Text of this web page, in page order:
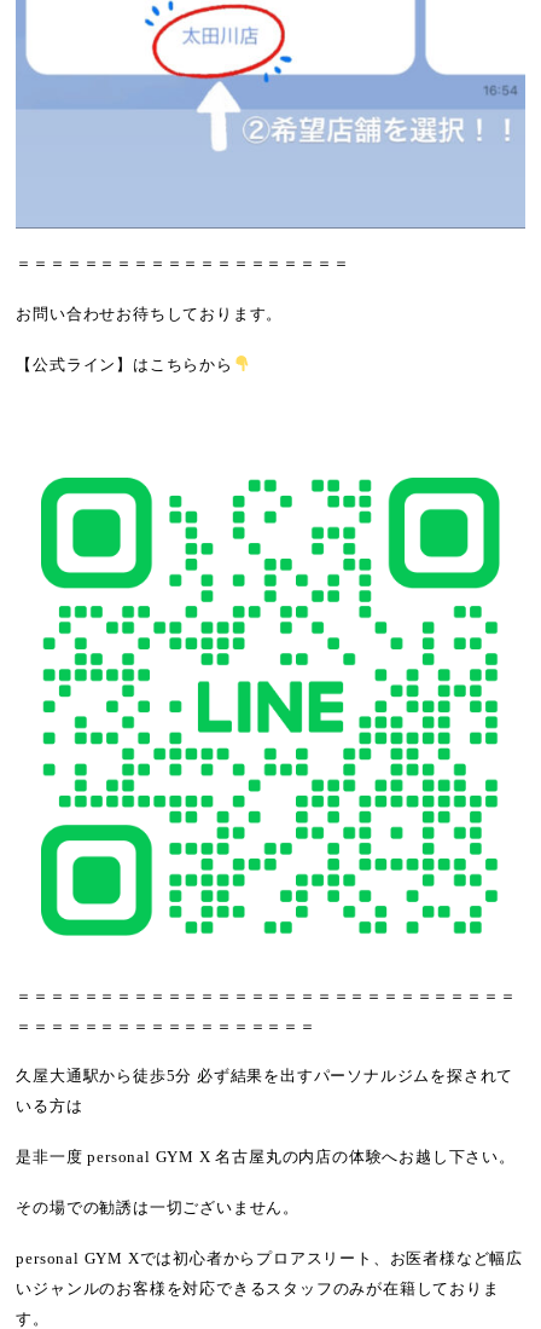
＝＝＝＝＝＝＝＝＝＝＝＝＝＝＝＝＝＝＝＝
お問い合わせお待ちしております。
【公式ライン】 はこちらから
＝＝＝＝＝＝＝＝＝＝＝＝＝＝＝＝＝＝＝＝＝＝＝＝＝＝＝＝＝＝
＝＝＝＝＝＝＝＝＝＝＝＝＝＝＝＝＝＝
久屋大通駅から徒歩5分 必ず結果を出すパーソナルジムを探されて
いる方は
是非一度 personal GYM X 名古屋丸の内店の体験へお越し下さい。
その場での勧誘は一切ございません。
personal GYM Xでは初心者からプロアスリート 、 お医者様など幅広
いジャンルのお客様を対応できるスタッフのみが在籍しておりま
す。